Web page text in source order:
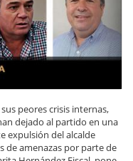
peores crisis internas,
dejado al partido en una
expulsión del alcalde
de amenazas por parte de